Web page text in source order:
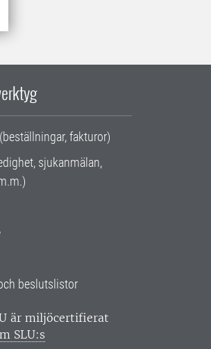
fakturor)
sjukanmälan,
beslutslistor
är miljöcertifierat
SLU:s